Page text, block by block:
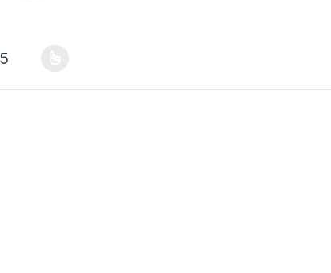
fazla varyasyonu var. Seçenekler ürün sayfasından seçilebilir